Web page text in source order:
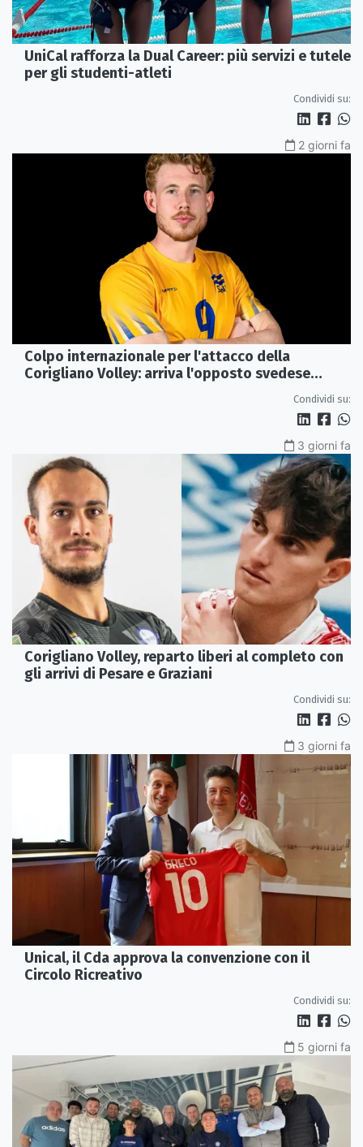
UniCal rafforza la Dual Career: più servizi e tutele
per gli studenti-atleti
Condividi su:
2 giorni fa
Colpo internazionale per l'attacco della
Corigliano Volley: arriva l'opposto svedese
Condividi su:
3 giorni fa
Corigliano Volley, reparto liberi al completo con
gli arrivi di Pesare e Graziani
Condividi su:
3 giorni fa
Unical, il Cda approva la convenzione con il
Circolo Ricreativo
Condividi su:
5 giorni fa